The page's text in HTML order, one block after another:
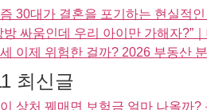
30대가 결혼을 포기하는 현실적
방 싸움인데 우리 아이만 가해자?”
이제 위험한 걸까? 2026 부동산
최신글
상처 꿰매면 보험금 얼마 나올까?